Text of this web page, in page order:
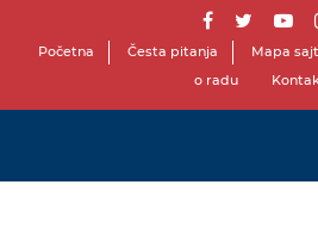
Početna Česta pitanja Mapa
o radu